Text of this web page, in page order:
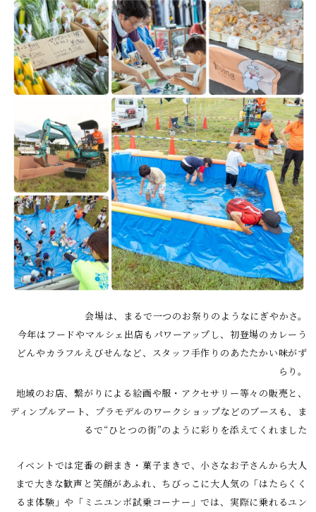
会場は、まるで一つのお祭りのようなにぎやかさ。
今年はフードやマルシェ出店もパワーアップし、初登場のカレーう
どんやカラフルえびせんなど、スタッフ手作りのあたたかい味がず
らり。
地域のお店、繋がりによる絵画や服・アクセサリー等々の販売と、
ディンプルアート、プラモデルのワークショップなどのブースも、ま
るで“ひとつの街”のように彩りを添えてくれました
イベントでは定番の餅まき・菓子まきで、小さなお子さんから大人
まで大きな歓声と笑顔があふれ、ちびっこに大人気の「はたらくく
るま体験」や「ミニユンボ試乗コーナー」では、実際に乗れるユン